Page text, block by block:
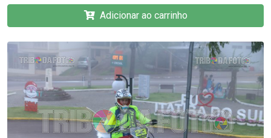
Adicionar ao carrinho